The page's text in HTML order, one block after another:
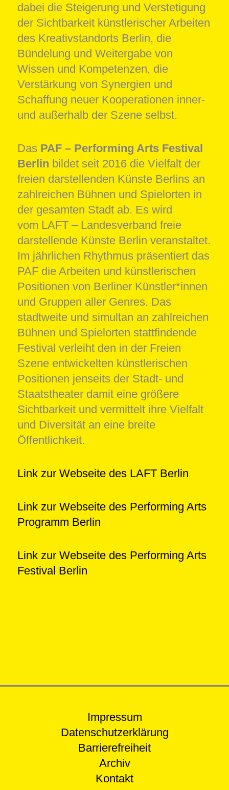
dabei die Steigerung und Verstetigung
der Sichtbarkeit künstlerischer Arbeiten
des Kreativstandorts Berlin, die
Bündelung und Weitergabe von
Wissen und Kompetenzen, die
Verstärkung von Synergien und
Schaffung neuer Kooperationen inner-
und außerhalb der Szene selbst.
Das PAF – Performing Arts Festival
Berlin bildet seit 2016 die Vielfalt der
freien darstellenden Künste Berlins an
zahlreichen Bühnen und Spielorten in
der gesamten Stadt ab. Es wird
vom LAFT – Landesverband freie
darstellende Künste Berlin veranstaltet.
Im jährlichen Rhythmus präsentiert das
PAF die Arbeiten und künstlerischen
Positionen von Berliner Künstler*innen
und Gruppen aller Genres. Das
stadtweite und simultan an zahlreichen
Bühnen und Spielorten stattfindende
Festival verleiht den in der Freien
Szene entwickelten künstlerischen
Positionen jenseits der Stadt- und
Staatstheater damit eine größere
Sichtbarkeit und vermittelt ihre Vielfalt
und Diversität an eine breite
Öffentlichkeit.
Link zur Webseite des LAFT Berlin
Link zur Webseite des Performing Arts
Programm Berlin
Link zur Webseite des Performing Arts
Festival Berlin
Impressum
Datenschutzerklärung
Barrierefreiheit
Archiv
Kontakt